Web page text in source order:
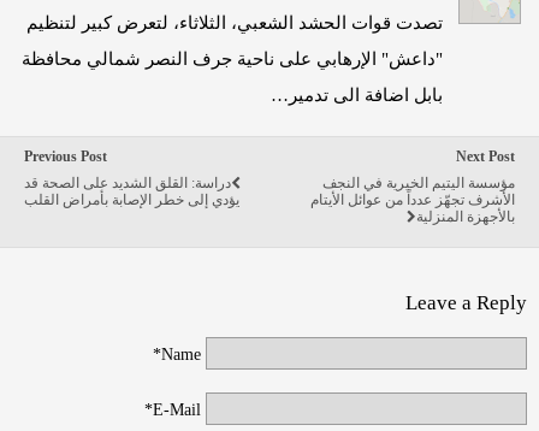
تصدت قوات الحشد الشعبي، الثلاثاء، لتعرض كبير لتنظيم
"داعش" الإرهابي على ناحية جرف النصر شمالي محافظة
بابل اضافة الى تدمير…
Previous Post
دراسة: القلق الشديد على الصحة قد
يؤدي إلى خطر الإصابة بأمراض القلب
Next Post
مؤسسة اليتيم الخيرية في النجف
الأشرف تجهّز عدداً من عوائل الأيتام
بالأجهزة المنزلية
Leave a Reply
Name*
E-Mail*